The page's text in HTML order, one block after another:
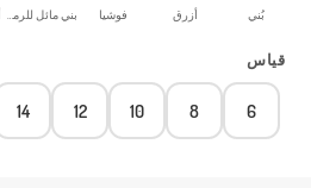
بُني أزرق فوشيا
قياس
6
8
10
12
14